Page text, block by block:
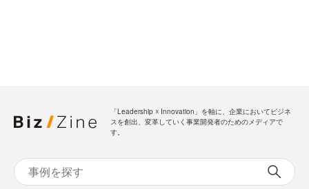
「Leadership ☓ Innovation」を軸に、企業においてビジネ
スを創出、変革していく事業開発者のためのメディアで
す。